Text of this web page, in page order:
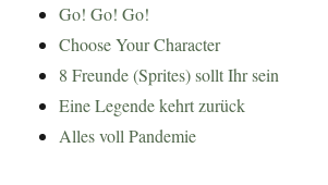
Go! Go! Go!
Choose Your Character
8 Freunde (Sprites) sollt Ihr sein
Eine Legende kehrt zurück
Alles voll Pandemie